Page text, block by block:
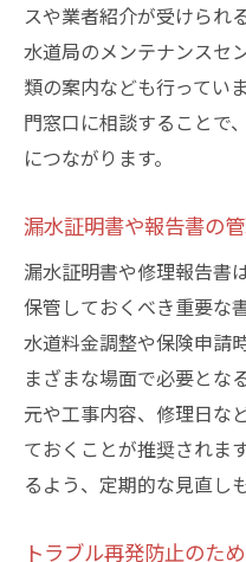
スや業者紹介が受けられ
水道局のメンテナンスセ
類の案内なども行ってい
門窓口に相談することで
につながります。
漏水証明書や報告書の
漏水証明書や修理報告書
保管しておくべき重要な
水道料金調整や保険申請
まざまな場面で必要とな
元や工事内容、修理日な
ておくことが推奨されま
るよう、定期的な見直し
トラブル再発防止のた